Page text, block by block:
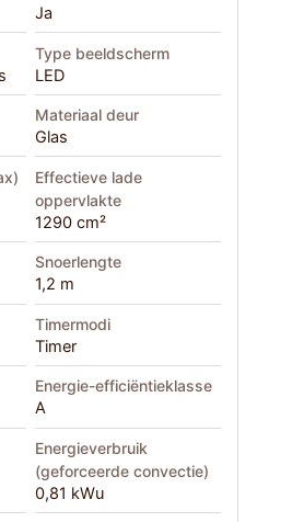
Ja
Type beeldscherm
LED
Materiaal deur
Glas
Effectieve lade
oppervlakte
1290 cm²
Snoerlengte
1,2 m
Timermodi
Timer
Energie-efficiëntieklasse
A
Energieverbruik
(geforceerde convectie)
0,81 kWu